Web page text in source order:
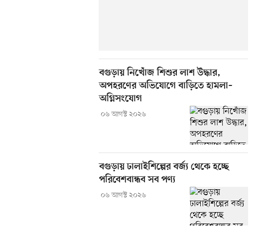
বগুড়ায় নিখোঁজ শিশুর লাশ উদ্ধার,
অপহরণের অভিযোগে বাড়িতে হামলা–
অগ্নিসংযোগ
০৬ আগস্ট ২০২৬
বগুড়ায় ঢালাইশিল্পের বর্জ্য থেকে হচ্ছে
পরিবেশবান্ধব সব পণ্য
০৬ আগস্ট ২০২৬